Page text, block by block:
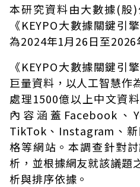
本研究資料由大數據(股
《KEYPO大數據關鍵引
為2024年1月26日至2026
《KEYPO大數據關鍵引
巨量資料，以人工智慧作
處理1500億以上中文資
內容涵蓋Facebook、
TikTok、Instagram、
格等網站。本調查針對
析，並根據網友就該議題
析與排序依據。